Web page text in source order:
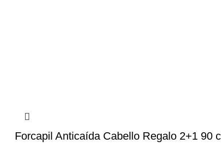
Forcapil Anticaída Cabello Regalo 2+1 90